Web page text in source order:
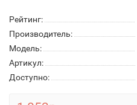
Рейтинг:
Производитель:
Модель:
Артикул:
Доступно: